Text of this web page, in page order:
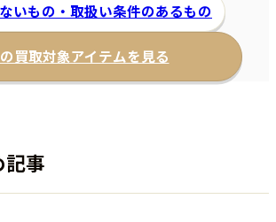
いもの・取扱い条件のあるもの
買取対象アイテムを見る
記事